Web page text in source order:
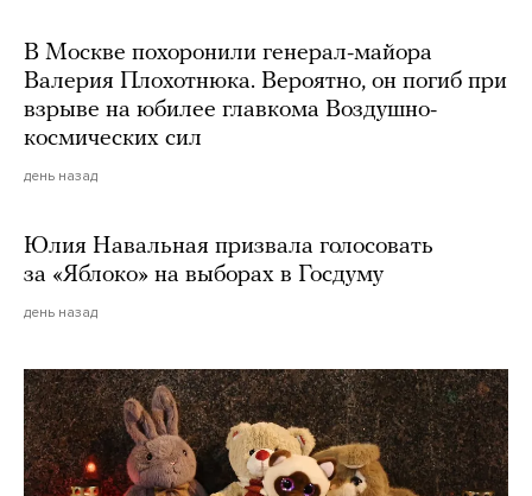
В Москве похоронили генерал-майора
Валерия Плохотнюка. Вероятно, он погиб при
взрыве на юбилее главкома Воздушно-
космических сил
день назад
Юлия Навальная призвала голосовать
за «Яблоко» на выборах в Госдуму
день назад